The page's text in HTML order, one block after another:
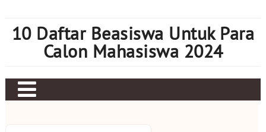
content
10 Daftar Beasiswa Untuk Para
Calon Mahasiswa 2024